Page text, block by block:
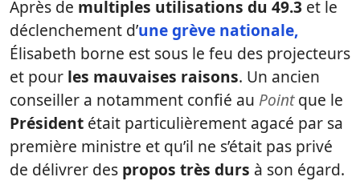
Après de multiples utilisations du 49.3 et le
déclenchement d’une grève nationale,
Élisabeth borne est sous le feu des projecteurs
et pour les mauvaises raisons. Un ancien
conseiller a notamment confié au Pointque le
Président était particulièrement agacé par sa
première ministre et qu’il ne s’était pas privé
de délivrer des propos très durs à son égard.